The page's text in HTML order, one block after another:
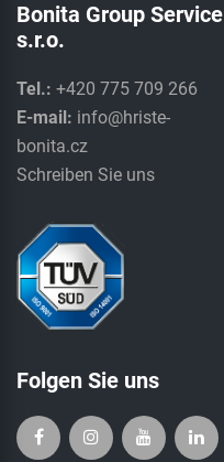
Bonita Group Service
s.r.o.
Tel.: +420 775 709 266
E-mail: info@hriste-
bonita.cz
Schreiben Sie uns
Folgen Sie uns